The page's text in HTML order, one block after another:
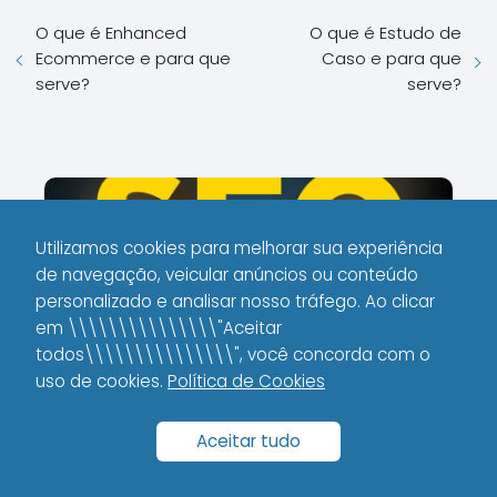
O que é Enhanced
Ecommerce e para que
serve?
O que é Estudo de
Caso e para que
serve?
O que é Z-indexing e para
que serve?
Utilizamos cookies para melhorar sua experiência
de navegação, veicular anúncios ou conteúdo
personalizado e analisar nosso tráfego. Ao clicar
em \\\\\\\\\\\\\\\"Aceitar
todos\\\\\\\\\\\\\\\", você concorda com o
uso de cookies. Política de Cookies
Aceitar tudo